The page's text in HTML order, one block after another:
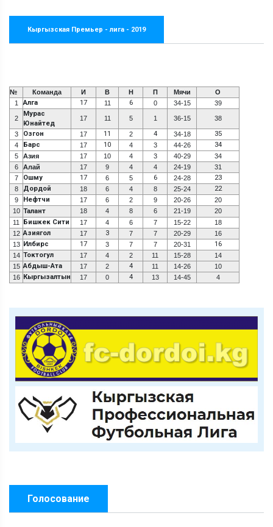
Кыргызская Премьер - лига - 2019
№ Команда И В Н П Мячи
О
1
Алга 17 11 6 0 34-15 39
2
Мурас
Юнайтед
17 11 5 1 36-15 38
3 Озгон 17 11 2 4 34-18 35
4 Барс 17 10 4 3 44-26 34
5 Азия 17 10 4 3 40-29
34
6
Алай 17 9 4 4 24-19
31
7
Ошму 17 6 5 6 24-28 23
8 Дордой 18 6 4 8 25-24 22
9 Нефтчи 17 6 2 9 20-26
20
10 Талант 18 4 8 6 21-19
20
11
Бишкек Сити 17 4 6 7 15-22
18
12 Азиягол 17 3 7 7 20-29
16
13 Илбирс 17 3 7 7 20-31 16
14 Токтогул 17 4 2 11 15-28
14
15 Абдыш-Ата 17 2 4 11 14-26
10
16 Кыргызалтын 17 0 4 13 14-45 4
Голосование